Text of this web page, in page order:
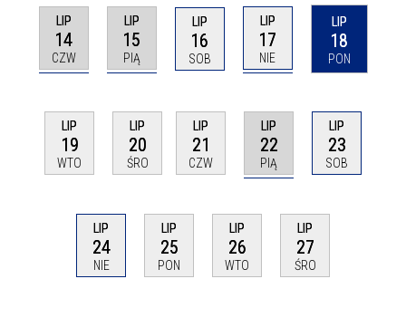
LIP
14
CZW
LIP
15
PIĄ
LIP
16
SOB
LIP
17
NIE
LIP
18
PON
LIP
19
WTO
LIP
20
ŚRO
LIP
21
CZW
LIP
22
PIĄ
LIP
23
SOB
LIP
24
NIE
LIP
25
PON
LIP
26
WTO
LIP
27
ŚRO